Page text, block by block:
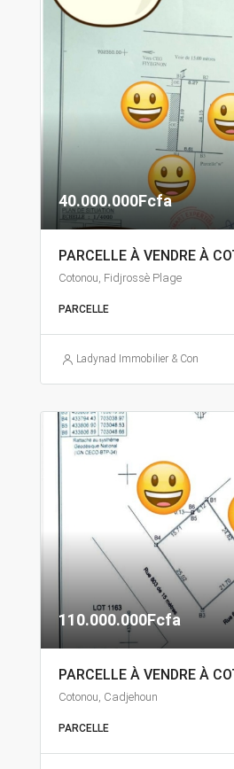
40.000.000Fcfa
Cotonou, Fidjrossè Plage
PARCELLE
Ladynad Immobilier & Construction
110.000.000Fcfa
Cotonou, Cadjehoun
PARCELLE